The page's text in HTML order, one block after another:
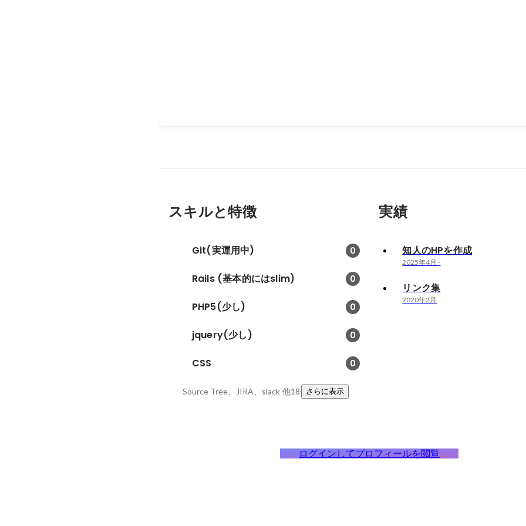
スキルと特徴
Git(実運用中) 0
Rails (基本的にはslim) 0
PHP5(少し) 0
jquery(少し) 0
CSS 0
Source Tree、JIRA、slack 他18件さらに表示
実績
知人のHPを作成
2025年4月 -
リンク集
2020年2月
ログインしてプロフィールを閲覧